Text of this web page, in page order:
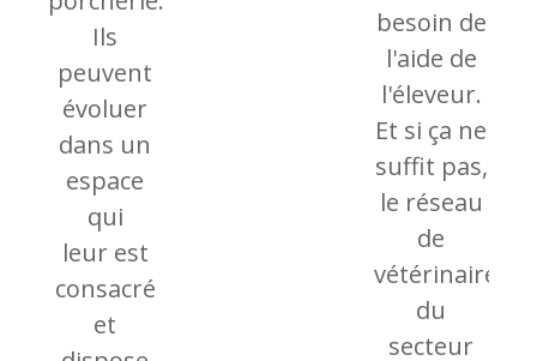
Ils
peuvent
évoluer
dans un
espace
qui
leur est
consacré
et
besoin de
l'aide de
l'éleveur.
Et si ça ne
suffit pas,
le réseau
de
vétérinaire
du
secteur